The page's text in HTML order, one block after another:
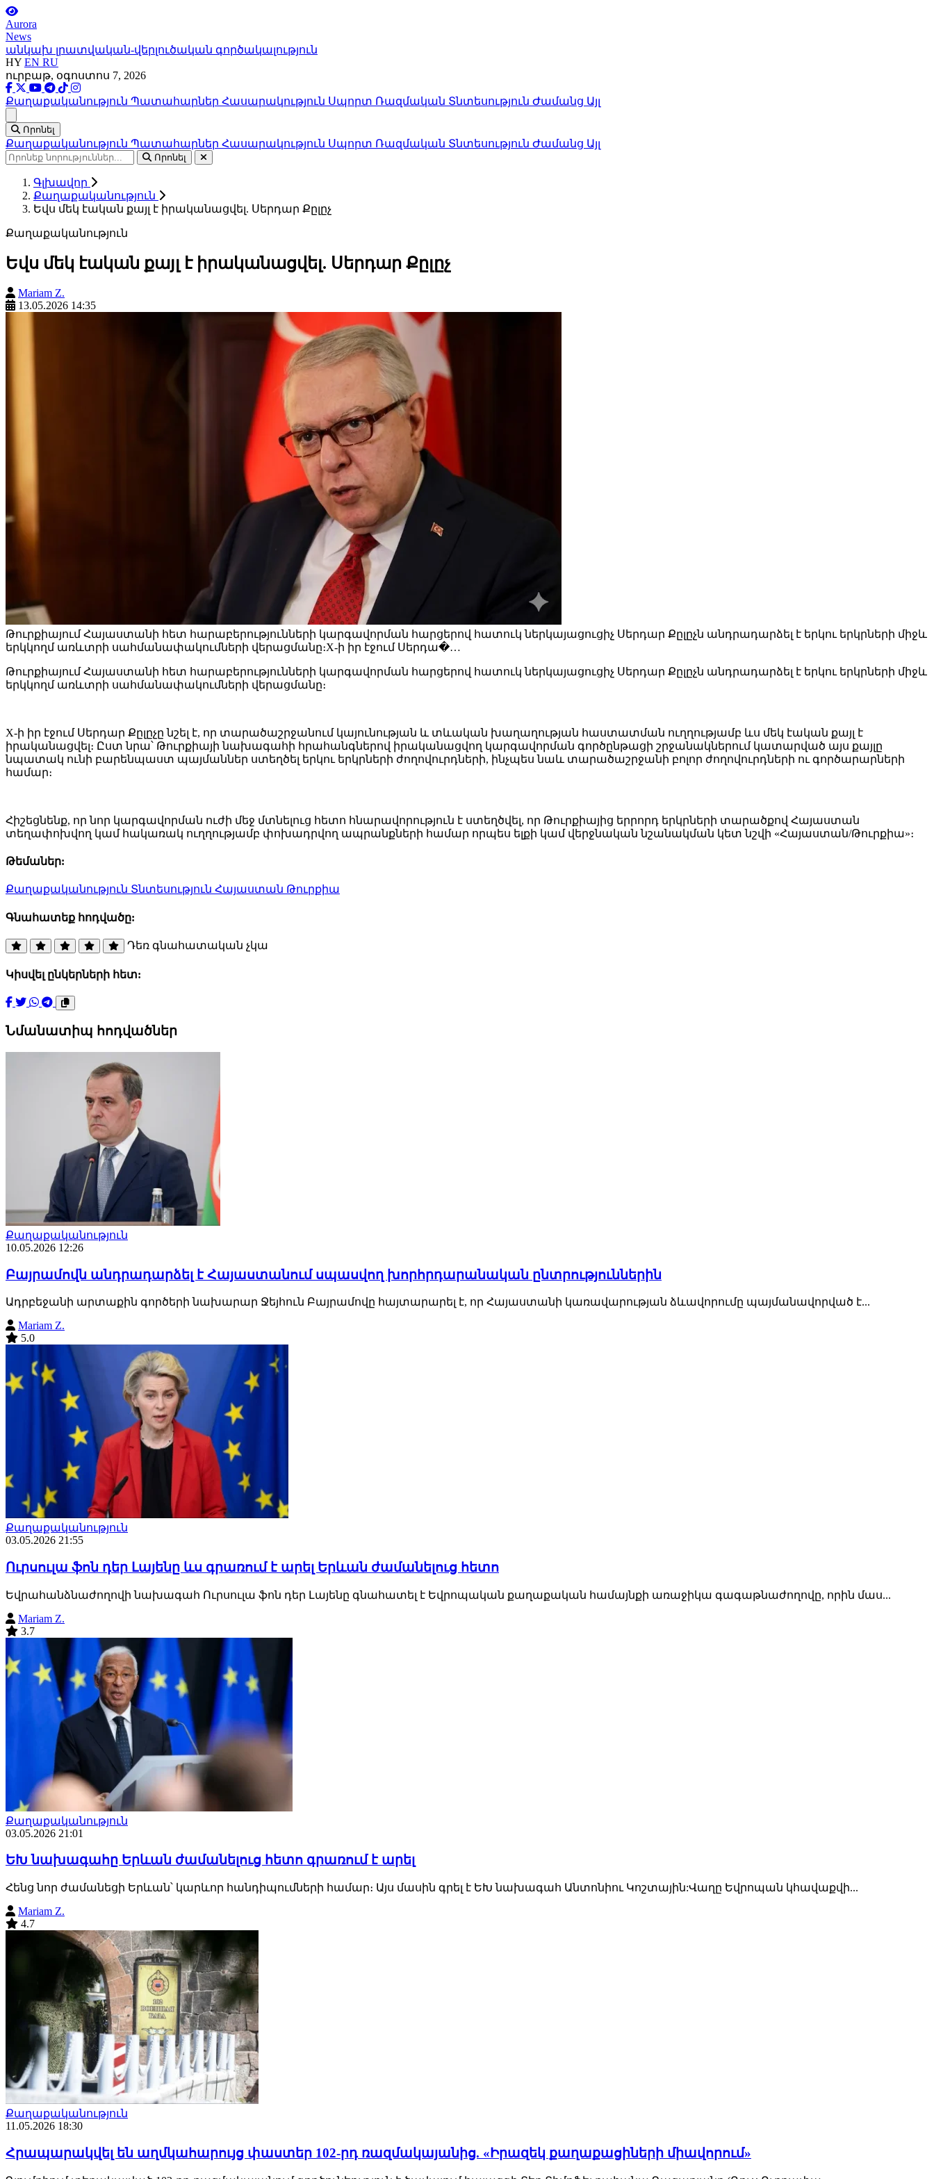
Aurora
News
անկախ լրատվական-վերլուծական գործակալություն
HY EN RU
ուրբաթ, օգոստոս 7, 2026
Քաղաքականություն Պատահարներ Հասարակություն Սպորտ Ռազմական Տնտեսություն Ժամանց Այլ
Որոնել
Քաղաքականություն Պատահարներ Հասարակություն Սպորտ Ռազմական Տնտեսություն Ժամանց Այլ
Որոնել
Գլխավոր
Քաղաքականություն
Եվս մեկ էական քայլ է իրականացվել. Սերդար Քըլըչ
Քաղաքականություն
Եվս մեկ էական քայլ է իրականացվել. Սերդար Քըլըչ
Mariam Z.
13.05.2026 14:35
Թուրքիայում Հայաստանի հետ հարաբերությունների կարգավորման հարցերով հատուկ ներկայացուցիչ Սերդար Քըլըչն անդրադարձել է երկու երկրների միջև
երկկողմ առևտրի սահմանափակումների վերացմանը։X-ի իր էջում Սերդա�…
Թուրքիայում Հայաստանի հետ հարաբերությունների կարգավորման հարցերով հատուկ ներկայացուցիչ Սերդար Քըլըչն անդրադարձել է երկու երկրների միջև
երկկողմ առևտրի սահմանափակումների վերացմանը։
X-ի իր էջում Սերդար Քըլըչը նշել է, որ տարածաշրջանում կայունության և տևական խաղաղության հաստատման ուղղությամբ ևս մեկ էական քայլ է
իրականացվել։ Ըստ նրա՝ Թուրքիայի նախագահի հրահանգներով իրականացվող կարգավորման գործընթացի շրջանակներում կատարված այս քայլը
նպատակ ունի բարենպաստ պայմաններ ստեղծել երկու երկրների ժողովուրդների, ինչպես նաև տարածաշրջանի բոլոր ժողովուրդների ու գործարարների
համար։
Հիշեցնենք, որ նոր կարգավորման ուժի մեջ մտնելուց հետո հնարավորություն է ստեղծվել, որ Թուրքիայից երրորդ երկրների տարածքով Հայաստան
տեղափոխվող կամ հակառակ ուղղությամբ փոխադրվող ապրանքների համար որպես ելքի կամ վերջնական նշանակման կետ նշվի «Հայաստան/Թուրքիա»։
Թեմաներ:
Քաղաքականություն Տնտեսություն Հայաստան Թուրքիա
Գնահատեք հոդվածը:
Դեռ գնահատական չկա
Կիսվել ընկերների հետ:
Նմանատիպ հոդվածներ
Քաղաքականություն
10.05.2026 12:26
Բայրամովն անդրադարձել է Հայաստանում սպասվող խորհրդարանական ընտրություններին
Ադրբեջանի արտաքին գործերի նախարար Ջեյհուն Բայրամովը հայտարարել է, որ Հայաստանի կառավարության ձևավորումը պայմանավորված է...
Mariam Z.
5.0
Քաղաքականություն
03.05.2026 21:55
Ուրսուլա ֆոն դեր Լայենը ևս գրառում է արել Երևան ժամանելուց հետո
Եվրահանձնաժողովի նախագահ Ուրսուլա ֆոն դեր Լայենը գնահատել է Եվրոպական քաղաքական համայնքի առաջիկա գագաթնաժողովը, որին մաս...
Mariam Z.
3.7
Քաղաքականություն
03.05.2026 21:01
ԵԽ նախագահը Երևան ժամանելուց հետո գրառում է արել
Հենց նոր ժամանեցի Երևան՝ կարևոր հանդիպումների համար։ Այս մասին գրել է ԵԽ նախագահ Անտոնիու Կոշտային:Վաղը Եվրոպան կհավաքվի...
Mariam Z.
4.7
Քաղաքականություն
11.05.2026 18:30
Հրապարակվել են աղմկահարույց փաստեր 102-րդ ռազմակայանից. «Իրազեկ քաղաքացիների միավորում»